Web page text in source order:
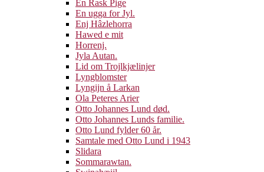
En Rask Pige
En ugga for Jyl.
Enj Hâzlehorra
Hawed e mit
Horrenj.
Jyla Autan.
Lid om Trojlkjælinjer
Lyngblomster
Lyngijn å Larkan
Ola Peteres Arier
Otto Johannes Lund død.
Otto Johannes Lunds familie.
Otto Lund fylder 60 år.
Samtale med Otto Lund i 1943
Slidara
Sommarawtan.